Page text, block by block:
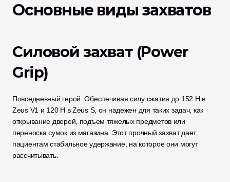
Основные виды захватов
Силовой захват (Power
Grip)
Повседневный герой. Обеспечивая силу сжатия до 152 Н в
Zeus V1 и 120 Н в Zeus S, он надежен для таких задач, как
открывание дверей, подъем тяжелых предметов или
переноска сумок из магазина. Этот прочный захват дает
пациентам стабильное удержание, на которое они могут
рассчитывать.